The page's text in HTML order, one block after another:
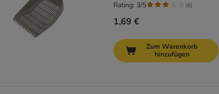
1,69 €
Rating: 3/5 (6)
Zum Warenkorb
hinzufügen